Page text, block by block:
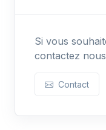
Si vous
contactez
Contact